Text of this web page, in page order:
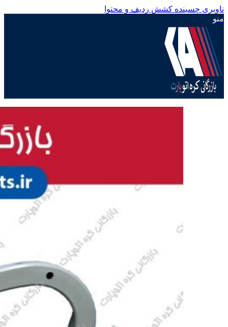
ناوبری چسبنده کشش ردیف و محتوا
منو